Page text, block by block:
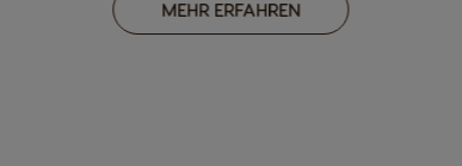
MEHR ERFAHREN